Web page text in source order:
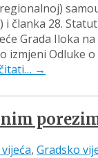
članka 28.
Grada Iloka
izmjeni Odluke
→
, Gradsko